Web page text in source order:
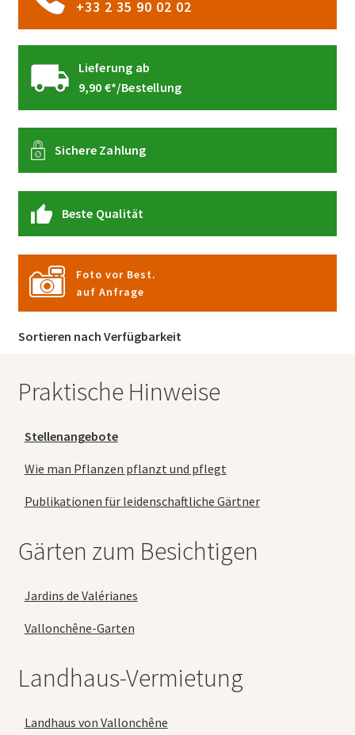
+33 2 35 90 02 02
Lieferung ab
9,90 €*/Bestellung
Sichere Zahlung
Beste Qualität
Foto vor Best.
auf Anfrage
Sortieren nach Verfügbarkeit
Praktische Hinweise
Stellenangebote
Wie man Pflanzen pflanzt und pflegt
Publikationen für leidenschaftliche Gärtner
Gärten zum Besichtigen
Jardins de Valérianes
Vallonchêne-Garten
Landhaus-Vermietung
Landhaus von Vallonchêne